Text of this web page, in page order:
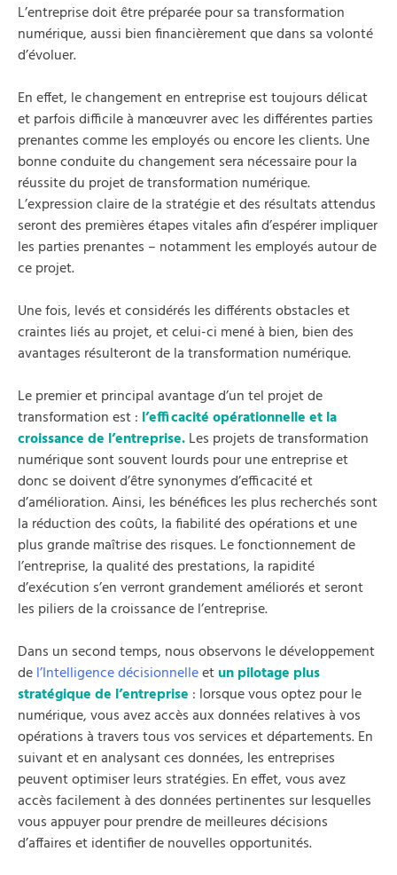
L’entreprise doit être préparée pour sa transformation
numérique, aussi bien financièrement que dans sa volonté
d’évoluer.
En effet, le changement en entreprise est toujours délicat
et parfois difficile à manœuvrer avec les différentes parties
prenantes comme les employés ou encore les clients. Une
bonne conduite du changement sera nécessaire pour la
réussite du projet de transformation numérique.
L’expression claire de la stratégie et des résultats attendus
seront des premières étapes vitales afin d’espérer impliquer
les parties prenantes – notamment les employés autour de
ce projet.
Une fois, levés et considérés les différents obstacles et
craintes liés au projet, et celui-ci mené à bien, bien des
avantages résulteront de la transformation numérique.
Le premier et principal avantage d’un tel projet de
transformation est : l’efficacité opérationnelle et la
croissance de l’entreprise.Les projets de transformation
numérique sont souvent lourds pour une entreprise et
donc se doivent d’être synonymes d’efficacité et
d’amélioration. Ainsi, les bénéfices les plus recherchés sont
la réduction des coûts, la fiabilité des opérations et une
plus grande maîtrise des risques. Le fonctionnement de
l’entreprise, la qualité des prestations, la rapidité
d’exécution s’en verront grandement améliorés et seront
les piliers de la croissance de l’entreprise.
Dans un second temps, nous observons le développement
del’Intelligence décisionnelleetun pilotage plus
stratégique de l’entreprise : lorsque vous optez pour le
numérique, vous avez accès aux données relatives à vos
opérations à travers tous vos services et départements. En
suivant et en analysant ces données, les entreprises
peuvent optimiser leurs stratégies. En effet, vous avez
accès facilement à des données pertinentes sur lesquelles
vous appuyer pour prendre de meilleures décisions
d’affaires et identifier de nouvelles opportunités.